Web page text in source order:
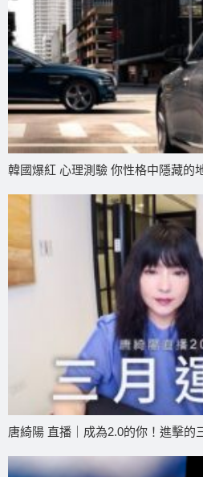
韓國爆紅 心理測驗 你性格中隱藏的
唐綺陽 直播｜成為2.0的你！進擊的